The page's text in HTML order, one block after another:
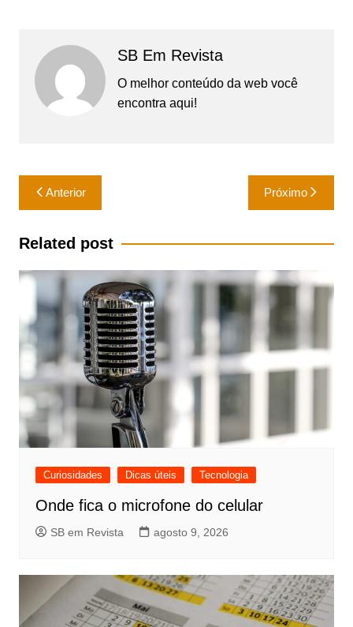
SB Em Revista
O melhor conteúdo da web você
encontra aqui!
Navegação
de
Post
Anterior Próximo
Related post
Curiosidades Dicas úteis Tecnologia
Onde fica o microfone do celular
SB em Revista agosto 9, 2026